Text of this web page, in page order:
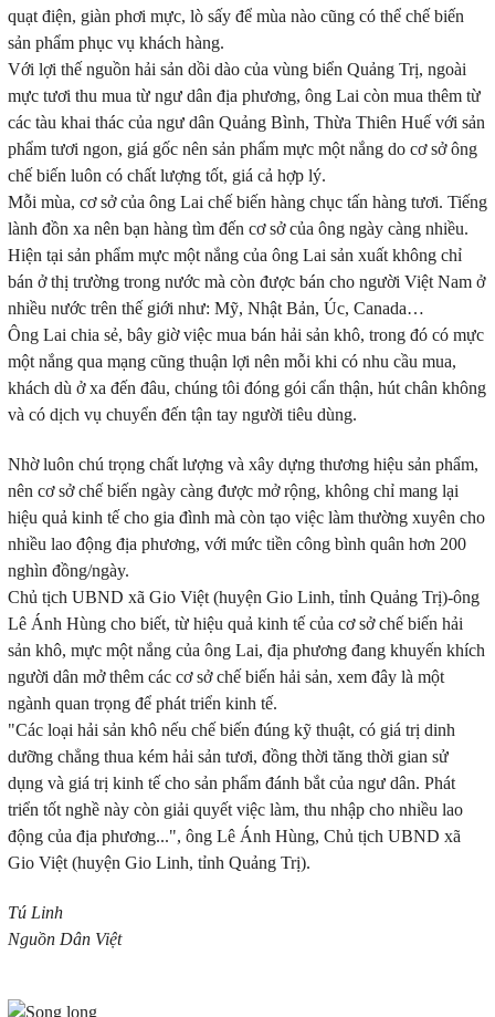
quạt điện, giàn phơi mực, lò sấy để mùa nào cũng có thể chế biến
sản phẩm phục vụ khách hàng.
Với lợi thế nguồn hải sản dồi dào của vùng biển Quảng Trị, ngoài
mực tươi thu mua từ ngư dân địa phương, ông Lai còn mua thêm từ
các tàu khai thác của ngư dân Quảng Bình, Thừa Thiên Huế với sản
phẩm tươi ngon, giá gốc nên sản phẩm mực một nắng do cơ sở ông
chế biến luôn có chất lượng tốt, giá cả hợp lý.
Mỗi mùa, cơ sở của ông Lai chế biến hàng chục tấn hàng tươi. Tiếng
lành đồn xa nên bạn hàng tìm đến cơ sở của ông ngày càng nhiều.
Hiện tại sản phẩm mực một nắng của ông Lai sản xuất không chỉ
bán ở thị trường trong nước mà còn được bán cho người Việt Nam ở
nhiều nước trên thế giới như: Mỹ, Nhật Bản, Úc, Canada…
Ông Lai chia sẻ, bây giờ việc mua bán hải sản khô, trong đó có mực
một nắng qua mạng cũng thuận lợi nên mỗi khi có nhu cầu mua,
khách dù ở xa đến đâu, chúng tôi đóng gói cẩn thận, hút chân không
và có dịch vụ chuyển đến tận tay người tiêu dùng.
Nhờ luôn chú trọng chất lượng và xây dựng thương hiệu sản phẩm,
nên cơ sở chế biến ngày càng được mở rộng, không chỉ mang lại
hiệu quả kinh tế cho gia đình mà còn tạo việc làm thường xuyên cho
nhiều lao động địa phương, với mức tiền công bình quân hơn 200
nghìn đồng/ngày.
Chủ tịch UBND xã Gio Việt (huyện Gio Linh, tỉnh Quảng Trị)-ông
Lê Ánh Hùng cho biết, từ hiệu quả kinh tế của cơ sở chế biến hải
sản khô, mực một nắng của ông Lai, địa phương đang khuyến khích
người dân mở thêm các cơ sở chế biến hải sản, xem đây là một
ngành quan trọng để phát triển kinh tế.
"Các loại hải sản khô nếu chế biến đúng kỹ thuật, có giá trị dinh
dưỡng chẳng thua kém hải sản tươi, đồng thời tăng thời gian sử
dụng và giá trị kinh tế cho sản phẩm đánh bắt của ngư dân. Phát
triển tốt nghề này còn giải quyết việc làm, thu nhập cho nhiều lao
động của địa phương...", ông Lê Ánh Hùng, Chủ tịch UBND xã
Gio Việt (huyện Gio Linh, tỉnh Quảng Trị).
Tú Linh
Nguồn Dân Việt